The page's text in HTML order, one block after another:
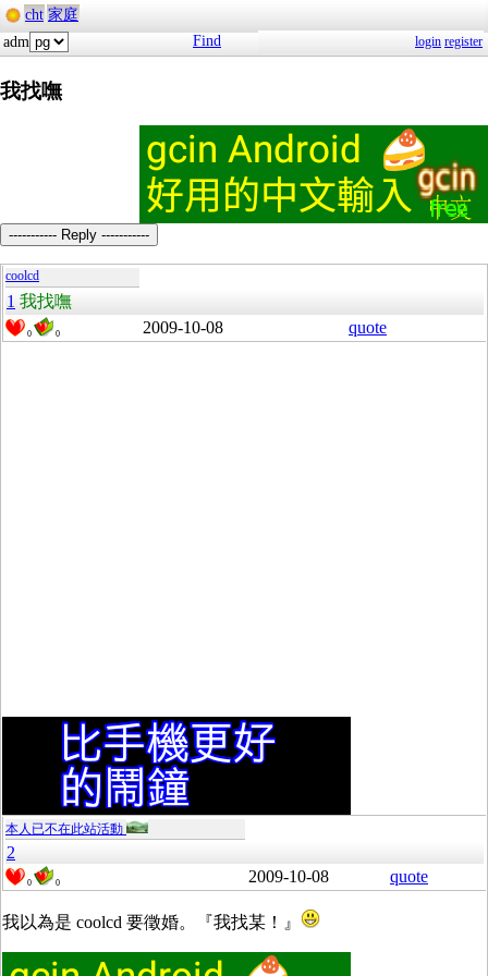
cht 家庭
adm
Find login register
我找嘸
----------- Reply -----------
coolcd
1 我找嘸
0 0 2009-10-08 quote
本人已不在此站活動
2
0 0 2009-10-08 quote
我以為是 coolcd 要徵婚。『我找某！』